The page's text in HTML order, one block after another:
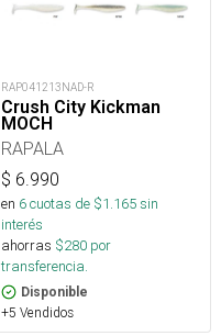
RAP041213NAD-R
Crush City Kickman
MOCH
RAPALA
$ 6.990
en 6cuotas de $1.165sin
interés
ahorras $280 por
transferencia.
Disponible
+5 Vendidos